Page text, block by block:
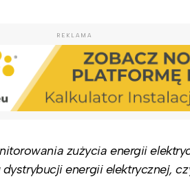
REKLAMA
zużycia energii
energii elektrycznej,